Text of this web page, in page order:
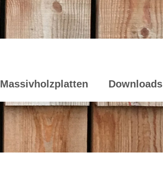
Massivholzplatten Downloads